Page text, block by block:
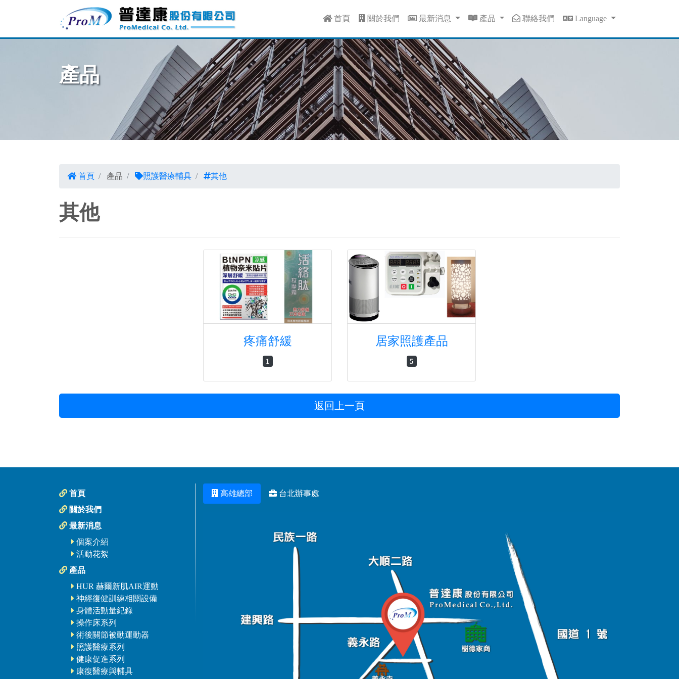
首頁 關於我們 最新消息 產品 聯絡我們 Language
產品
首頁 產品 照護醫療輔具 其他
其他
疼痛舒緩
1
居家照護產品
5
返回上一頁
首頁
關於我們
最新消息
個案介紹
活動花絮
產品
HUR 赫爾新肌AIR運動
神經復健訓練相關設備
身體活動量紀錄
操作床系列
術後關節被動運動器
照護醫療系列
健康促進系列
康復醫療與輔具
高雄總部 台北辦事處